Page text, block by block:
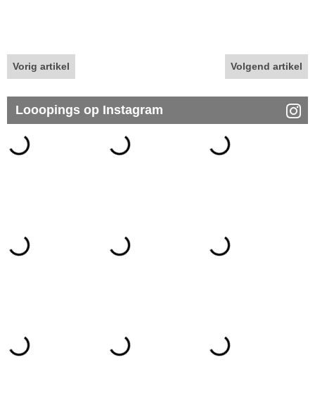
Vorig artikel Volgend artikel
Looopings op Instagram